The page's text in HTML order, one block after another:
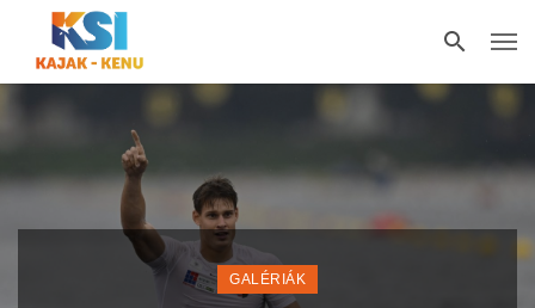
GALÉRIÁK